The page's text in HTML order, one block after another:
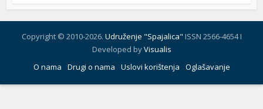
Copyright © 2010-2026. Udruženje "Spajalica" ISSN 2566-4654 I
Developed byVisualis
O nama
Drugi o nama Uslovi korištenja Oglašavanje